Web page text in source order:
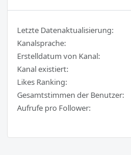
Letzte Datenaktualisierung:
Kanalsprache:
Erstelldatum von Kanal:
Kanal existiert:
Likes Ranking:
Gesamtstimmen der Benutzer:
Aufrufe pro Follower: